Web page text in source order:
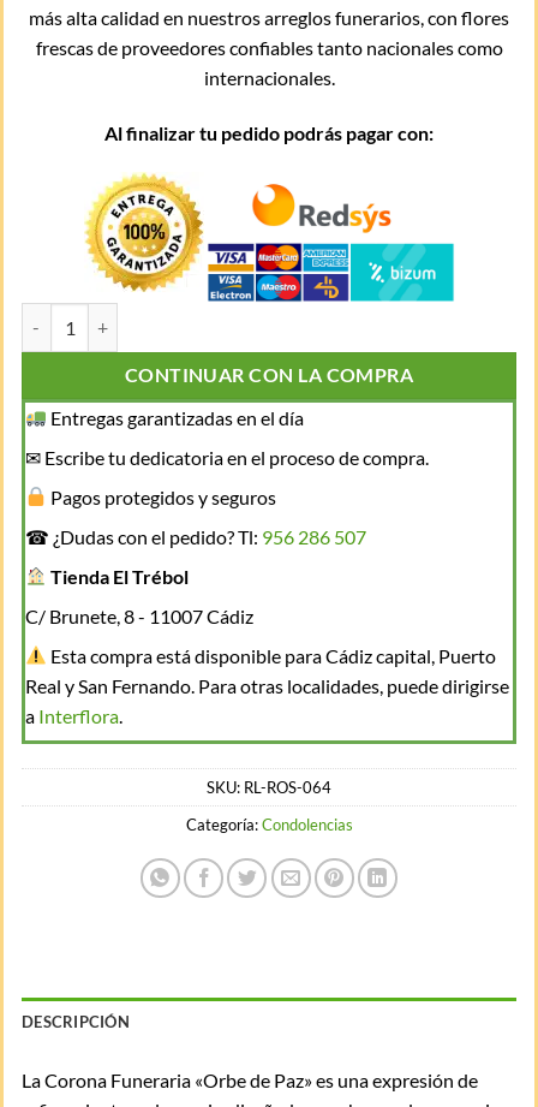
más alta calidad en nuestros arreglos funerarios, con flores
frescas de proveedores confiables tanto nacionales como
internacionales.
Al finalizar tu pedido podrás pagar con:
CONTINUAR CON LA COMPRA
Entregas garantizadas en el día
✉ Escribe tu dedicatoria en el proceso de compra.
Pagos protegidos y seguros
☎ ¿Dudas con el pedido? Tl: 956 286 507
Tienda El Trébol
C/ Brunete, 8 - 11007 Cádiz
Esta compra está disponible para Cádiz capital, Puerto
Real y San Fernando. Para otras localidades, puede dirigirse
a Interflora
SKU: RL-ROS-064
Categoría:Condolencias
DESCRIPCIÓN
La Corona Funeraria «Orbe de Paz» es una expresión de